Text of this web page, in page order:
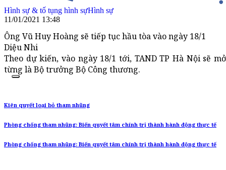
Hình sự & tố tụng hình sựHình sự
11/01/2021 13:48
Ông Vũ Huy Hoàng sẽ tiếp tục hầu tòa vào ngày 18/1
Diệu Nhi
Theo dự kiến, vào ngày 18/1 tới, TAND TP Hà Nội sẽ
từng là Bộ trưởng Bộ Công thương.
Kiên quyết loại bỏ tham nhũng
Phòng chống tham nhũng: Biến quyết tâm chính trị thành hành động thực tế
Phòng chống tham nhũng: Biến quyết tâm chính trị thành hành động thực tế